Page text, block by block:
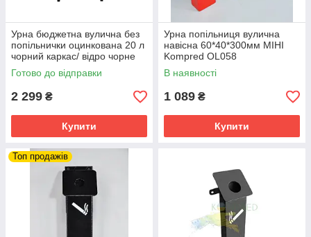
Урна бюджетна вулична без
попільнички оцинкована 20 л
чорний каркас/ відро чорне
Kompred OL217/4
Готово до відправки
2 299 ₴
Купити
Урна попільниця вулична
навісна 60*40*300мм МІНІ
Kompred OL058
В наявності
1 089 ₴
Купити
Топ продажів